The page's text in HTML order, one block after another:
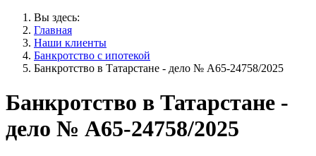
Вы здесь:
Главная
Наши клиенты
Банкротство с ипотекой
Банкротство в Татарстане - дело № А65-24758/2025
Банкротство в Татарстане -
дело № А65-24758/2025